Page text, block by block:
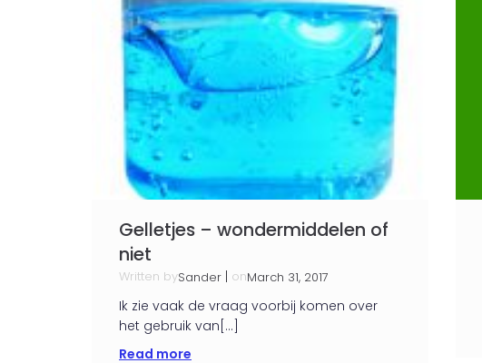
Gelletjes – wondermiddelen of
niet
Written bySander onMarch 31, 2017
Ik zie vaak de vraag voorbij komen over
het gebruik van[…]
Read more